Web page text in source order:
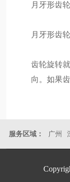
月牙形齿
月牙形齿
齿轮旋转
向。如果
服务区域： 广州